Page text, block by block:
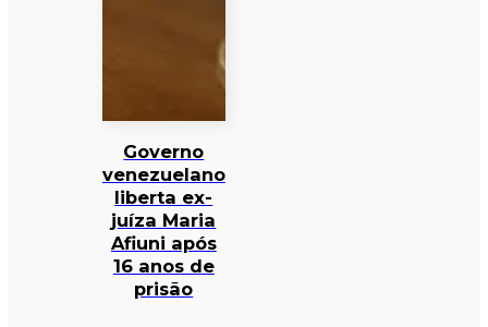
Governo
venezuelano
liberta ex-
juíza Maria
Afiuni após
16 anos de
prisão